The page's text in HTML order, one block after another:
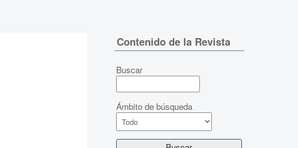
Contenido de la Revista
Buscar
Ámbito de búsqueda